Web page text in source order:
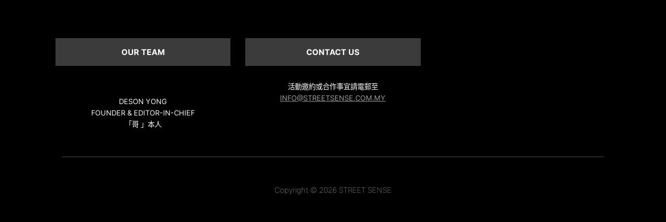
OUR TEAM
DESON YONG
FOUNDER & EDITOR-IN-CHIEF
「哥 」本人
CONTACT US
活動邀約或合作事宜請電郵至
INFO@STREETSENSE.COM.MY
Copyright © 2026 STREET SENSE